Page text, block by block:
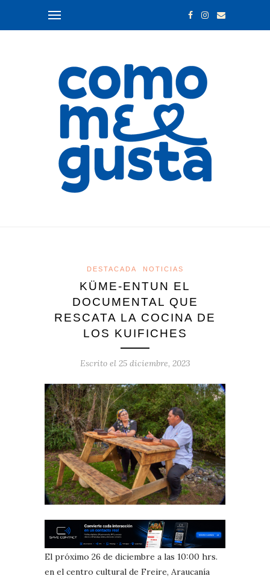
DESTACADA NOTICIAS
KÜME-ENTUN EL
DOCUMENTAL QUE
RESCATA LA COCINA DE
LOS KUIFICHES
Escrito el 25 diciembre, 2023
El próximo 26 de diciembre a las 10:00 hrs.
en el centro cultural de Freire, Araucanía